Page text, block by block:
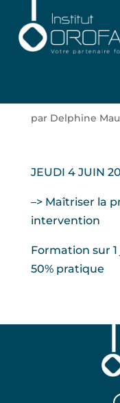
par Delphine
JEUDI 4 JUIN
–> Maîtriser la
intervention
Formation sur
50% pratique